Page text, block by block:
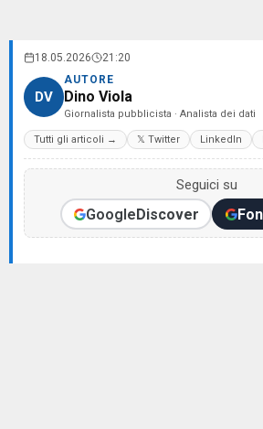
18.05.2026 21:20
DV
AUTORE
Dino Viola
Giornalista pubblicista · Analista dei dati
Tutti gli articoli → 𝕏 Twitter LinkedIn
Seguici su
GoogleDiscover